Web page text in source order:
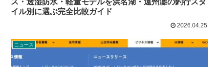
ス・透湿防水・軽量モデルを浜名湖・遠州灘の釣行スタ
イル別に選ぶ完全比較ガイド
2026.04.25
ニュース